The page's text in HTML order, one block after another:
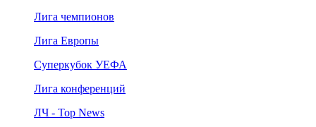
Лига чемпионов
Лига Европы
Суперкубок УЕФА
Лига конференций
ЛЧ - Top News